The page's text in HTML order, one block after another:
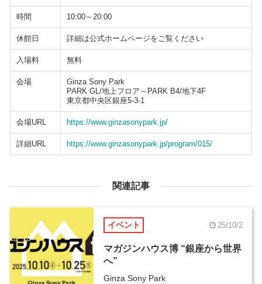
時間 10:00～20:00
休館日 詳細は公式ホームページをご覧ください
入場料 無料
会場
Ginza Sony Park
PARK GL/地上フロア～PARK B4/地下4F
東京都中央区銀座5-3-1
会場URL https://www.ginzasonypark.jp/
詳細URL https://www.ginzasonypark.jp/program/015/
関連記事
イベント 25/10/2
マガジンハウス博 “銀座から世界
へ”
Ginza Sony Park